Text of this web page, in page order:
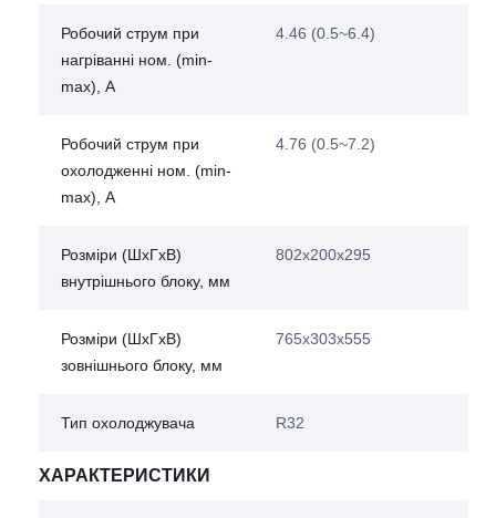
Робочий струм при
нагріванні ном. (min-
max), А
4.46 (0.5~6.4)
Робочий струм при
охолодженні ном. (min-
max), А
4.76 (0.5~7.2)
Розміри (ШхГхВ)
внутрішнього блоку, мм
802х200х295
Розміри (ШхГхВ)
зовнішнього блоку, мм
765х303х555
Тип охолоджувача R32
ХАРАКТЕРИСТИКИ